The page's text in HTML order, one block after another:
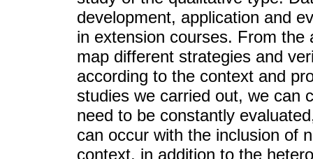
development, application and
in extension courses. From
map different strategies and
according to the context and
studies we carried out, we can
need to be constantly
can occur with the inclusion of
context, in addition to the